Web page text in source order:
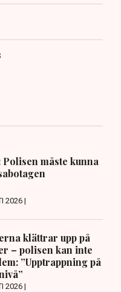
Polisen måste kunna
2026 |
klättrar upp på
– polisen kan inte
”Upptrappning på
2026 |